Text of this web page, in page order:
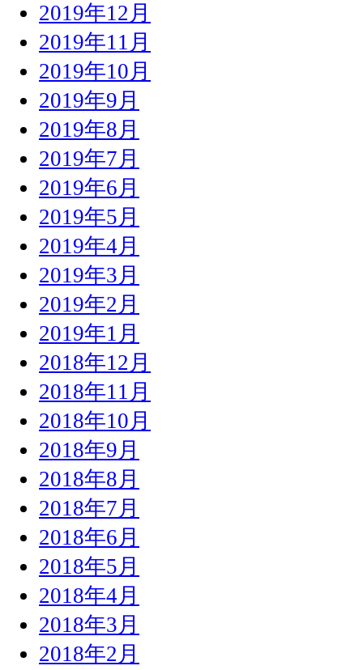
2019年12月
2019年11月
2019年10月
2019年9月
2019年8月
2019年7月
2019年6月
2019年5月
2019年4月
2019年3月
2019年2月
2019年1月
2018年12月
2018年11月
2018年10月
2018年9月
2018年8月
2018年7月
2018年6月
2018年5月
2018年4月
2018年3月
2018年2月